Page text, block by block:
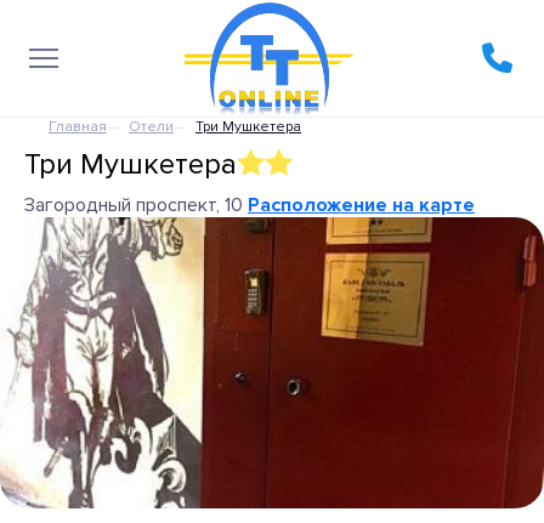
Главная Отели Три Мушкетера
Три Мушкетера
Загородный проспект, 10 Расположение на карте